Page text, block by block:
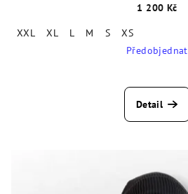
1 200 Kč
XXL
XL L M S
XS
Předobjednat
Detail